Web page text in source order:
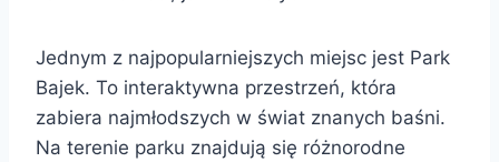
Jednym z najpopularniejszych miejsc jest Park
Bajek. To interaktywna przestrzeń, która
zabiera najmłodszych w świat znanych baśni.
Na terenie parku znajdują się różnorodne